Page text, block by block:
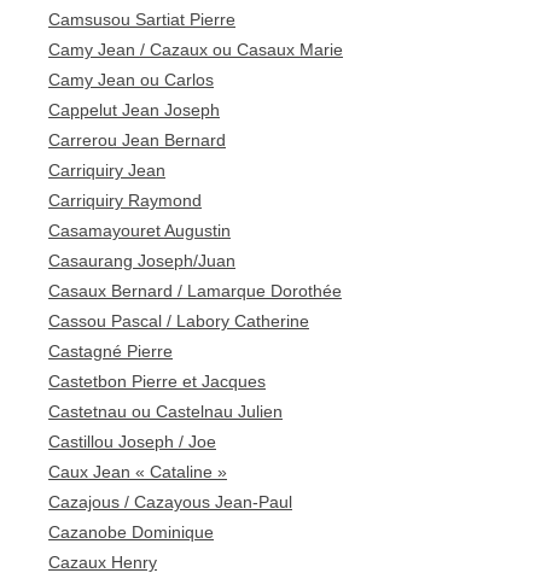
Camsusou Sartiat Pierre
Camy Jean / Cazaux ou Casaux Marie
Camy Jean ou Carlos
Cappelut Jean Joseph
Carrerou Jean Bernard
Carriquiry Jean
Carriquiry Raymond
Casamayouret Augustin
Casaurang Joseph/Juan
Casaux Bernard / Lamarque Dorothée
Cassou Pascal / Labory Catherine
Castagné Pierre
Castetbon Pierre et Jacques
Castetnau ou Castelnau Julien
Castillou Joseph / Joe
Caux Jean « Cataline »
Cazajous / Cazayous Jean-Paul
Cazanobe Dominique
Cazaux Henry